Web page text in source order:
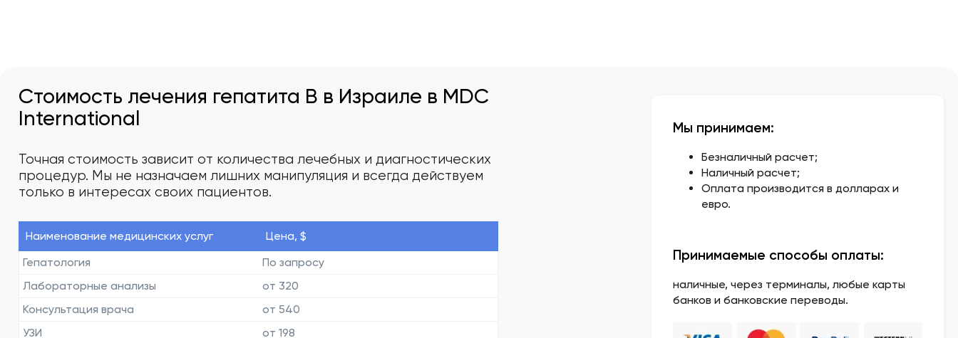
Стоимость лечения гепатита B в Израиле в MDC
International
Точная стоимость зависит от количества лечебных и диагностических
процедур. Мы не назначаем лишних манипуляция и всегда действуем
только в интересах своих пациентов.
Наименование медицинских услуг
Цена, $
Гепатология
По запросу
Лабораторные анализы
от 320
Консультация врача
от 540
УЗИ
от 198
Мы принимаем:
Безналичный расчет;
Наличный расчет;
Оплата производится в долларах и
евро.
Принимаемые способы оплаты:
наличные, через терминалы, любые карты
банков и банковские переводы.